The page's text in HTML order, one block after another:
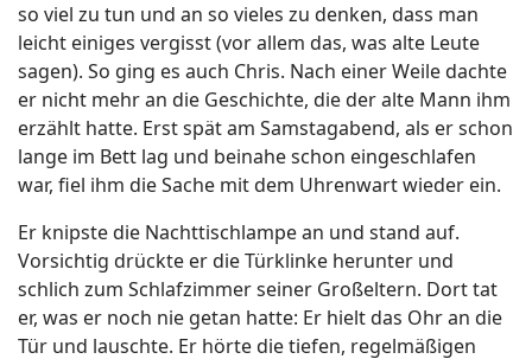
so viel zu tun und an so vieles zu denken, dass man
leicht einiges vergisst (vor allem das, was alte Leute
sagen). So ging es auch Chris. Nach einer Weile dachte
er nicht mehr an die Geschichte, die der alte Mann ihm
erzählt hatte. Erst spät am Samstagabend, als er schon
lange im Bett lag und beinahe schon eingeschlafen
war, fiel ihm die Sache mit dem Uhrenwart wieder ein.
Er knipste die Nachttischlampe an und stand auf.
Vorsichtig drückte er die Türklinke herunter und
schlich zum Schlafzimmer seiner Großeltern. Dort tat
er, was er noch nie getan hatte: Er hielt das Ohr an die
Tür und lauschte. Er hörte die tiefen, regelmäßigen